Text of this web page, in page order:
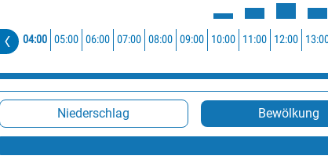
04:00 05:00 06:00 07:00 08:00 09:00 10:00 11:00 12:00
Niederschlag Bewölkung